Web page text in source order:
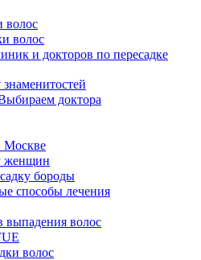
волос
волос
и докторов по пересадке
доктора
Москве
женщин
бороды
способы лечения
волос
волос